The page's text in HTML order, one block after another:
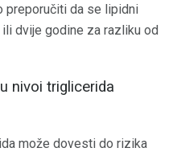
preporučiti da se lipidni
dvije godine za razliku od
nivoi triglicerida
može dovesti do rizika